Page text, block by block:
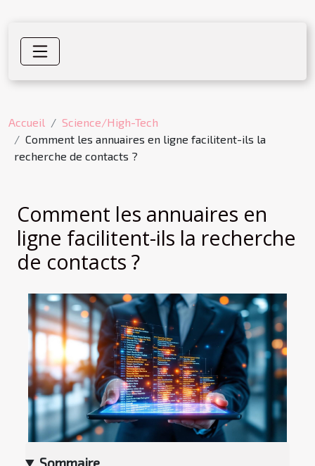
Accueil
Science/High-Tech
Comment les annuaires en ligne facilitent-ils la
recherche de contacts ?
Comment les annuaires en
ligne facilitent-ils la recherche
de contacts ?
Sommaire